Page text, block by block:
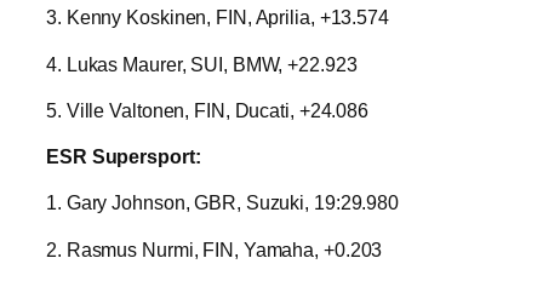
3. Kenny Koskinen, FIN, Aprilia, +13.574
4. Lukas Maurer, SUI, BMW, +22.923
5. Ville Valtonen, FIN, Ducati, +24.086
ESR Supersport:
1. Gary Johnson, GBR, Suzuki, 19:29.980
2. Rasmus Nurmi, FIN, Yamaha, +0.203